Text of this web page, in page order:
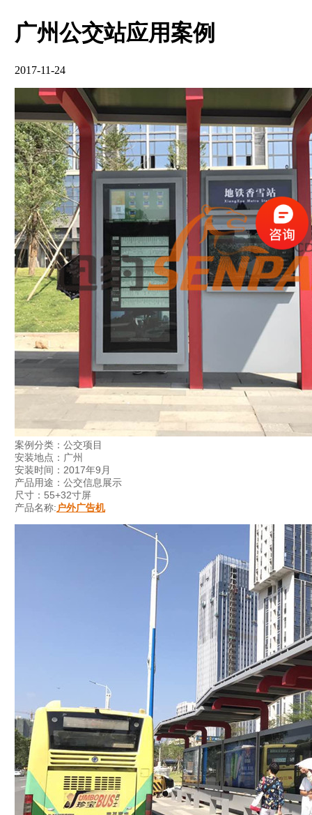
广州公交站应用案例
2017-11-24
案例分类：公交项目
安装地点：广州
安装时间：2017年9月
产品用途：公交信息展示
尺寸：55+32寸屏
产品名称: 户外广告机